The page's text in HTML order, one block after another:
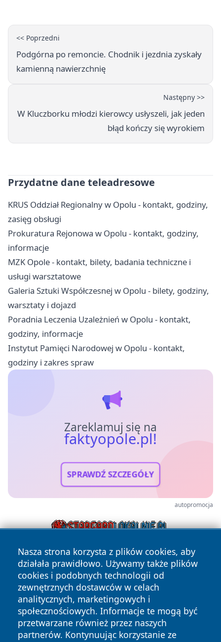
<< Poprzedni
Podgórna po remoncie. Chodnik i jezdnia zyskały
kamienną nawierzchnię
Następny >>
W Kluczborku młodzi kierowcy usłyszeli, jak jeden
błąd kończy się wyrokiem
Przydatne dane teleadresowe
KRUS Oddział Regionalny w Opolu - kontakt, godziny,
zasięg obsługi
Prokuratura Rejonowa w Opolu - kontakt, godziny,
informacje
MZK Opole - kontakt, bilety, badania techniczne i
usługi warsztatowe
Galeria Sztuki Współczesnej w Opolu - bilety, godziny,
warsztaty i dojazd
Poradnia Leczenia Uzależnień w Opolu - kontakt,
godziny, informacje
Instytut Pamięci Narodowej w Opolu - kontakt,
godziny i zakres spraw
Zareklamuj się na
faktyopole.pl!
SPRAWDŹ SZCZEGÓŁY
autopromocja
Nasza strona korzysta z plików cookies, aby
działała prawidłowo. Używamy także plików
cookies i podobnych technologii od
zewnętrznych dostawców w celach
analitycznych, marketingowych i
społecznościowych. Informacje te mogą być
przetwarzane również przez naszych
partnerów. Kontynuując korzystanie ze
Copyright © 2026 faktyopole.pl Wszystkie prawa zastrzeżone.